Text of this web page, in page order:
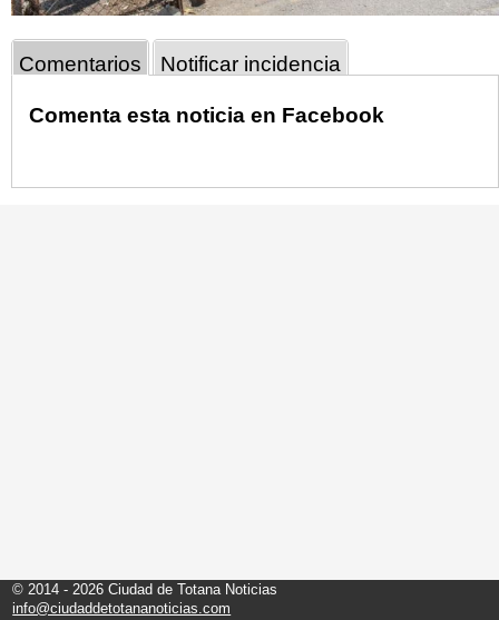
Comentarios Notificar incidencia
Comenta esta noticia en Facebook
© 2014 - 2026 Ciudad de Totana Noticias
info@ciudaddetotananoticias.com